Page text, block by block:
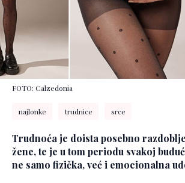
FOTO: Calzedonia
najlonke trudnice srce
Trudnoća je doista posebno
žene, te je u tom periodu svakoj
ne samo fizička, već i emocionalna